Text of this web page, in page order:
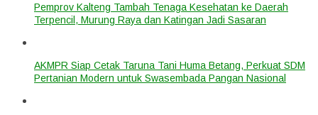
Pemprov Kalteng Tambah Tenaga Kesehatan ke Daerah
Terpencil, Murung Raya dan Katingan Jadi Sasaran
AKMPR Siap Cetak Taruna Tani Huma Betang, Perkuat SDM
Pertanian Modern untuk Swasembada Pangan Nasional